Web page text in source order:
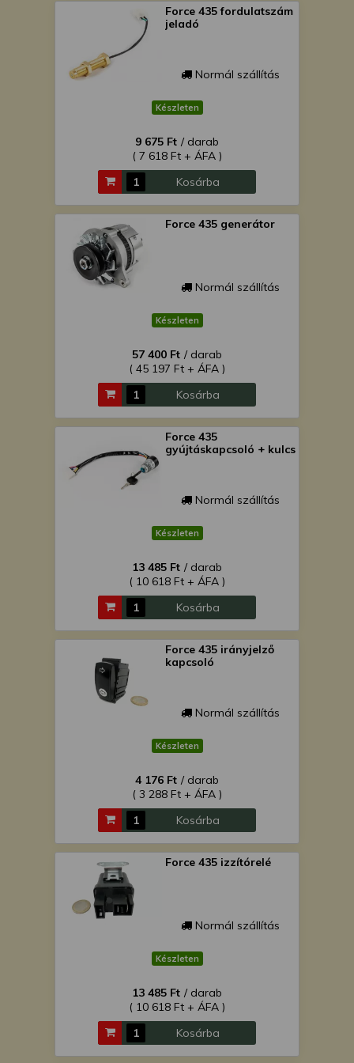
Force 435 fordulatszám
jeladó
Normál szállítás
Készleten
9 675 Ft / darab
( 7 618 Ft + ÁFA )
Kosárba
Force 435 generátor
Normál szállítás
Készleten
57 400 Ft / darab
( 45 197 Ft + ÁFA )
Kosárba
Force 435
gyújtáskapcsoló + kulcs
Normál szállítás
Készleten
13 485 Ft / darab
( 10 618 Ft + ÁFA )
Kosárba
Force 435 irányjelző
kapcsoló
Normál szállítás
Készleten
4 176 Ft / darab
( 3 288 Ft + ÁFA )
Kosárba
Force 435 izzítórelé
Normál szállítás
Készleten
13 485 Ft / darab
( 10 618 Ft + ÁFA )
Kosárba